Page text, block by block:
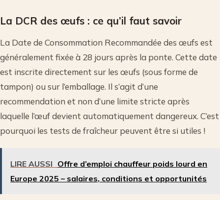
La DCR des œufs : ce qu’il faut savoir
La Date de Consommation Recommandée des œufs est
généralement fixée à 28 jours après la ponte. Cette date
est inscrite directement sur les œufs (sous forme de
tampon) ou sur l’emballage. Il s’agit d’une
recommendation et non d’une limite stricte après
laquelle l’œuf devient automatiquement dangereux. C’est
pourquoi les tests de fraîcheur peuvent être si utiles !
LIRE AUSSI Offre d’emploi chauffeur poids lourd en
Europe 2025 – salaires, conditions et opportunités